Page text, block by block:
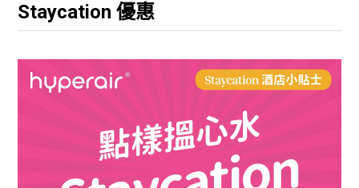
Staycation 優惠